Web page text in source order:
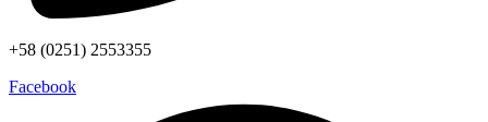
+58 (0251) 2553355
Facebook